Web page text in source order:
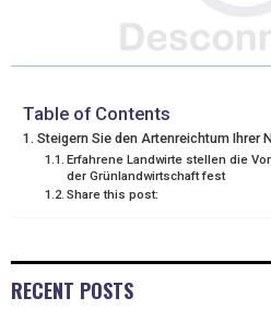
T
T
E
R
B
O
K
E
Table of Contents
Steigern Sie den Artenreichtum Ihrer
Erfahrene Landwirte stellen die
der Grünlandwirtschaft fest
Share this post:
RECENT POSTS